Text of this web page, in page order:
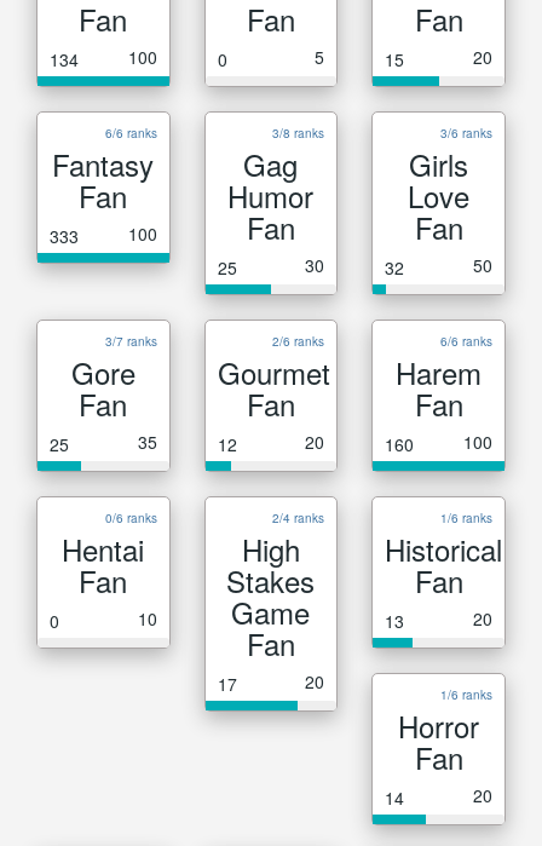
Fan
134 100
Fan
0 5
Fan
15 20
6/6 ranks
Fantasy
Fan
333 100
3/8 ranks
Gag
Humor
Fan
25 30
3/6 ranks
Girls
Love
Fan
32 50
3/7 ranks
Gore
Fan
25 35
2/6 ranks
Gourmet
Fan
12 20
6/6 ranks
Harem
Fan
160 100
0/6 ranks
Hentai
Fan
0 10
2/4 ranks
High
Stakes
Game
Fan
17 20
1/6 ranks
Historical
Fan
13 20
1/6 ranks
Horror
Fan
14 20